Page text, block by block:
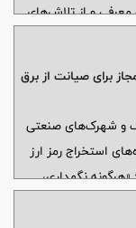
و از تلاش‌های
برای صیانت از برق
و شهرک‌های صنعتی
استخراج رمز ارز
نگهداری،
تخلف محسوب شده و